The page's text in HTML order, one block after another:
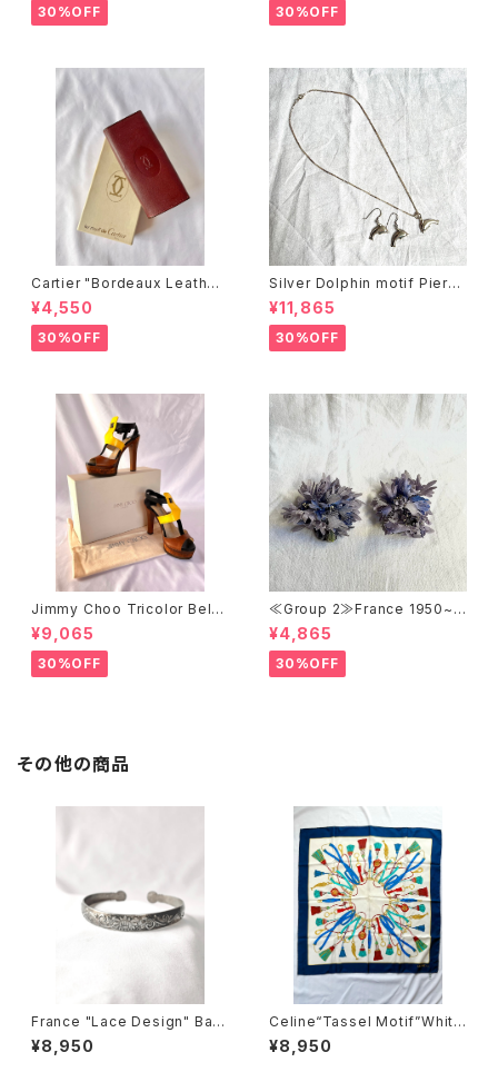
30%OFF 30%OFF
Cartier "Bordeaux Leather"
Key Purse
¥4,550
30%OFF
Silver Dolphin motif Pierce
& Necklace set
¥11,865
30%OFF
Jimmy Choo Tricolor Belt
Strap Sandals -with Box-
¥9,065
30%OFF
≪Group 2≫France 1950~1
960's Vintage "Blue Flowe
r Motif" Ear Clips #03
¥4,865
30%OFF
その他の商品
France "Lace Design" Ban
gle
¥8,950
Celine“Tassel Motif”White
×Navy Scarf
¥8,950